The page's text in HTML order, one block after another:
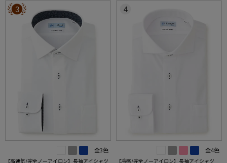
3
全3色
【高通気/完全ノーアイロン】長袖アイシャツ
4
全4色
【冷感/完全ノーアイロン】長袖アイシャツ